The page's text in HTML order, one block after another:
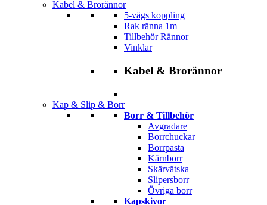
Kabel & Brorännor
5-vägs koppling
Rak ränna 1m
Tillbehör Rännor
Vinklar
Kabel & Brorännor
Kap & Slip & Borr
Borr & Tillbehör
Avgradare
Borrchuckar
Borrpasta
Kärnborr
Skärvätska
Slipersborr
Övriga borr
Kapskivor